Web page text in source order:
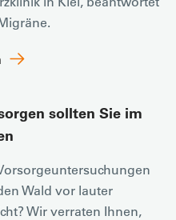
sollten Sie im
Wald vor lauter
Wir verraten Ihnen,